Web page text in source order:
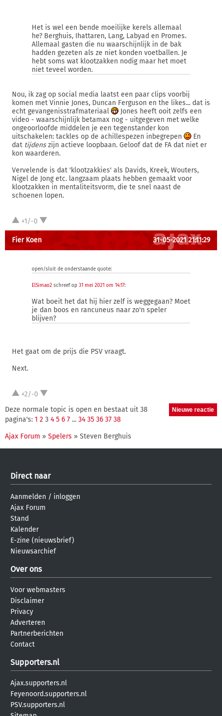
Het is wel een bende moeilijke kerels allemaal
he? Berghuis, Ihattaren, Lang, Labyad en Promes.
Allemaal gasten die nu waarschijnlijk in de bak
hadden gezeten als ze niet konden voetballen. Je
hebt soms wat klootzakken nodig maar het moet
niet teveel worden.
Nou, ik zag op social media laatst een paar clips voorbij
komen met Vinnie Jones, Duncan Ferguson en the likes... dat is
echt gevangenisstrafmateriaal
Jones heeft ooit zelfs een
video - waarschijnlijk betamax nog - uitgegeven met welke
ongeoorloofde middelen je een tegenstander kon
uitschakelen: tackles op de achillespezen inbegrepen
En
dat tijdenszijn actieve loopbaan. Geloof dat de FA dat niet er
kon waarderen.
Vervelende is dat 'klootzakkies' als Davids, Kreek, Wouters,
Nigel de Jong etc. langzaam plaats hebben gemaakt voor
klootzakken in mentaliteitsvorm, die te snel naast de
schoenen lopen.
+1/-0
Fier Koen 31-05-2021 21:11:29
open/sluit de onderstaande quote:
ElSimao2 schreef op 31 mei 2021 om 14:17:
Wat boeit het dat hij hier zelf is weggegaan? Moet
je dan boos en rancuneus naar zo'n speler
blijven?
Het gaat om de prijs die PSV vraagt.
Next.
+2/-0
Deze normale topic is open en bestaat uit 38
pagina's: 1 2 3 4 5 6 7 ... 34 35 36 37 38
Ajax Forum » Spelers » Steven Berghuis
Direct naar
Aanmelden / inloggen
Ajax Forum
Stand
Kalender
E-zine (nieuwsbrief)
Nieuwsarchief
Over ons
Voor webmasters
Disclaimer
Privacy
Adverteren
Partnerberichten
Contact
Supporters.nl
Ajax.supporters.nl
Feyenoord.supporters.nl
PSV.supporters.nl